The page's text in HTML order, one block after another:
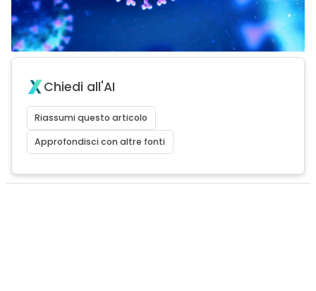
Chiedi all'AI
Riassumi questo articolo
Approfondisci con altre fonti